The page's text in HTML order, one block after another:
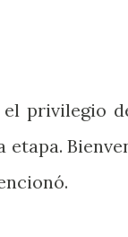
el privilegio